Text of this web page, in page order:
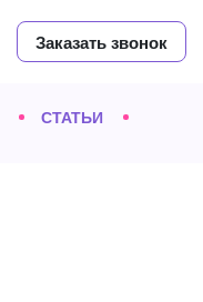
Заказать звонок
СТАТЬИ